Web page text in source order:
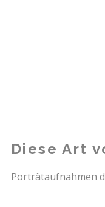
Diese Art
Porträtaufnahmen